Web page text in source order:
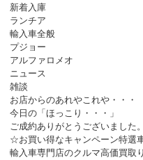
新着入庫
ランチア
輸入車全般
プジョー
アルファロメオ
ニュース
雑談
お店からのあれやこれや・・・
今日の「ほっこり・・・」
ご成約ありがとうございました。
☆お買い得なキャンペーン特選
輸入車専門店のクルマ高価買取り